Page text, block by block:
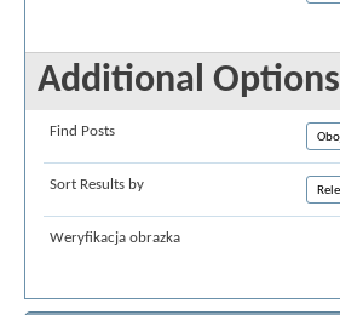
Additional Options
Find Posts
Sort Results by
Weryfikacja obrazka